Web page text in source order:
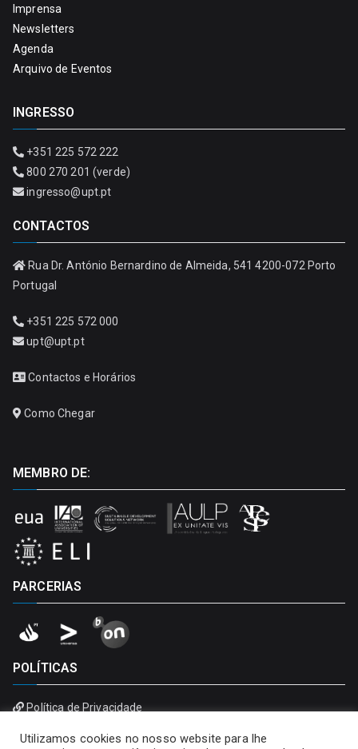
Imprensa
Newsletters
Agenda
Arquivo de Eventos
INGRESSO
+351 225 572 222
800 270 201 (verde)
ingresso@upt.pt
CONTACTOS
Rua Dr. António Bernardino de Almeida, 541 4200-072 Porto
Portugal
+351 225 572 000
upt@upt.pt
Contactos e Horários
Como Chegar
MEMBRO DE:
PARCERIAS
POLÍTICAS
Política de Privacidade
Utilizamos cookies no nosso website para lhe